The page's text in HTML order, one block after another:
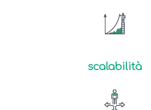
scalabilità